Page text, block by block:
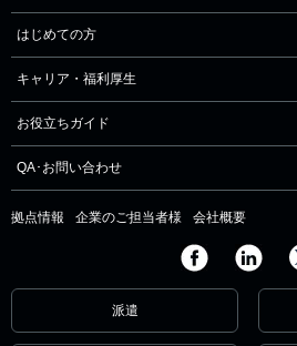
はじめての方
キャリア・福利厚生
お役立ちガイド
QA･お問い合わせ
拠点情報 企業のご担当者様 会社概要
派遣